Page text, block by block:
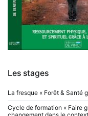
Les stages
La fresque « Forêt & Santé
Cycle de formation « Faire